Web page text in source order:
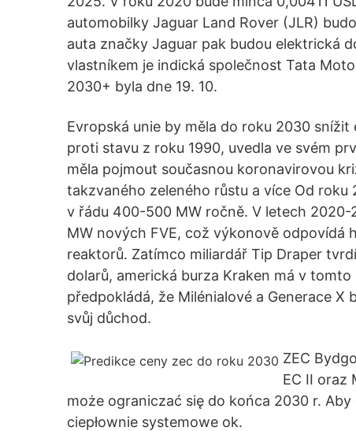
automobilky Jaguar Land Rover (JLR)
auta značky Jaguar pak budou elektrická
vlastníkem je indická společnost Tata
2030+ byla dne 19. 10.
Evropská unie by měla do roku 2030
proti stavu z roku 1990, uvedla ve svém
měla pojmout současnou koronavirovou
takzvaného zeleného růstu a více Od
v řádu 400-500 MW ročně. V letech
MW nových FVE, což výkonově odpovídá
reaktorů. Zatímco miliardář Tip Draper
dolarů, americká burza Kraken má v
předpokládá, že Milénialové a Generace
svůj důchod.
ZEC
EC II oraz
może ograniczać się do końca 2030 r.
ciepłownie systemowe ok.